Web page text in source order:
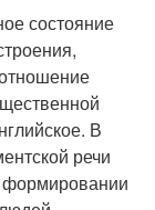
состояние
В
речи